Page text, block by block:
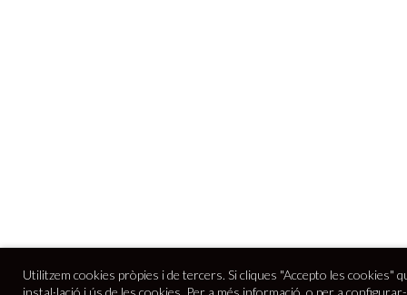
Utilitzem cookies pròpies i de tercers. Si cliques "Accepto les cookies"
instal·lació i ús de les cookies. Per a més informació, o per a